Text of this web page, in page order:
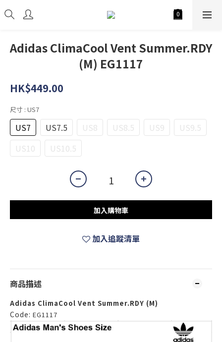
Adidas ClimaCool Vent Summer.RDY
(M) EG1117
HK$449.00
尺寸 : US7
US7 US7.5 US8 US8.5 US9
US9.5
US10
US10.5
加入購物車
加入追蹤清單
商品描述
Adidas ClimaCool Vent Summer.RDY (M)
Code: EG1117